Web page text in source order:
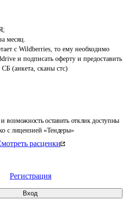
возможность оставить отклик доступны
с лицензией «Тендеры»
расценки
Регистрация
Вход
месяц.
с Wildberries, то ему необходимо
и подписать оферту и предоставить
(анкета, сканы стс)